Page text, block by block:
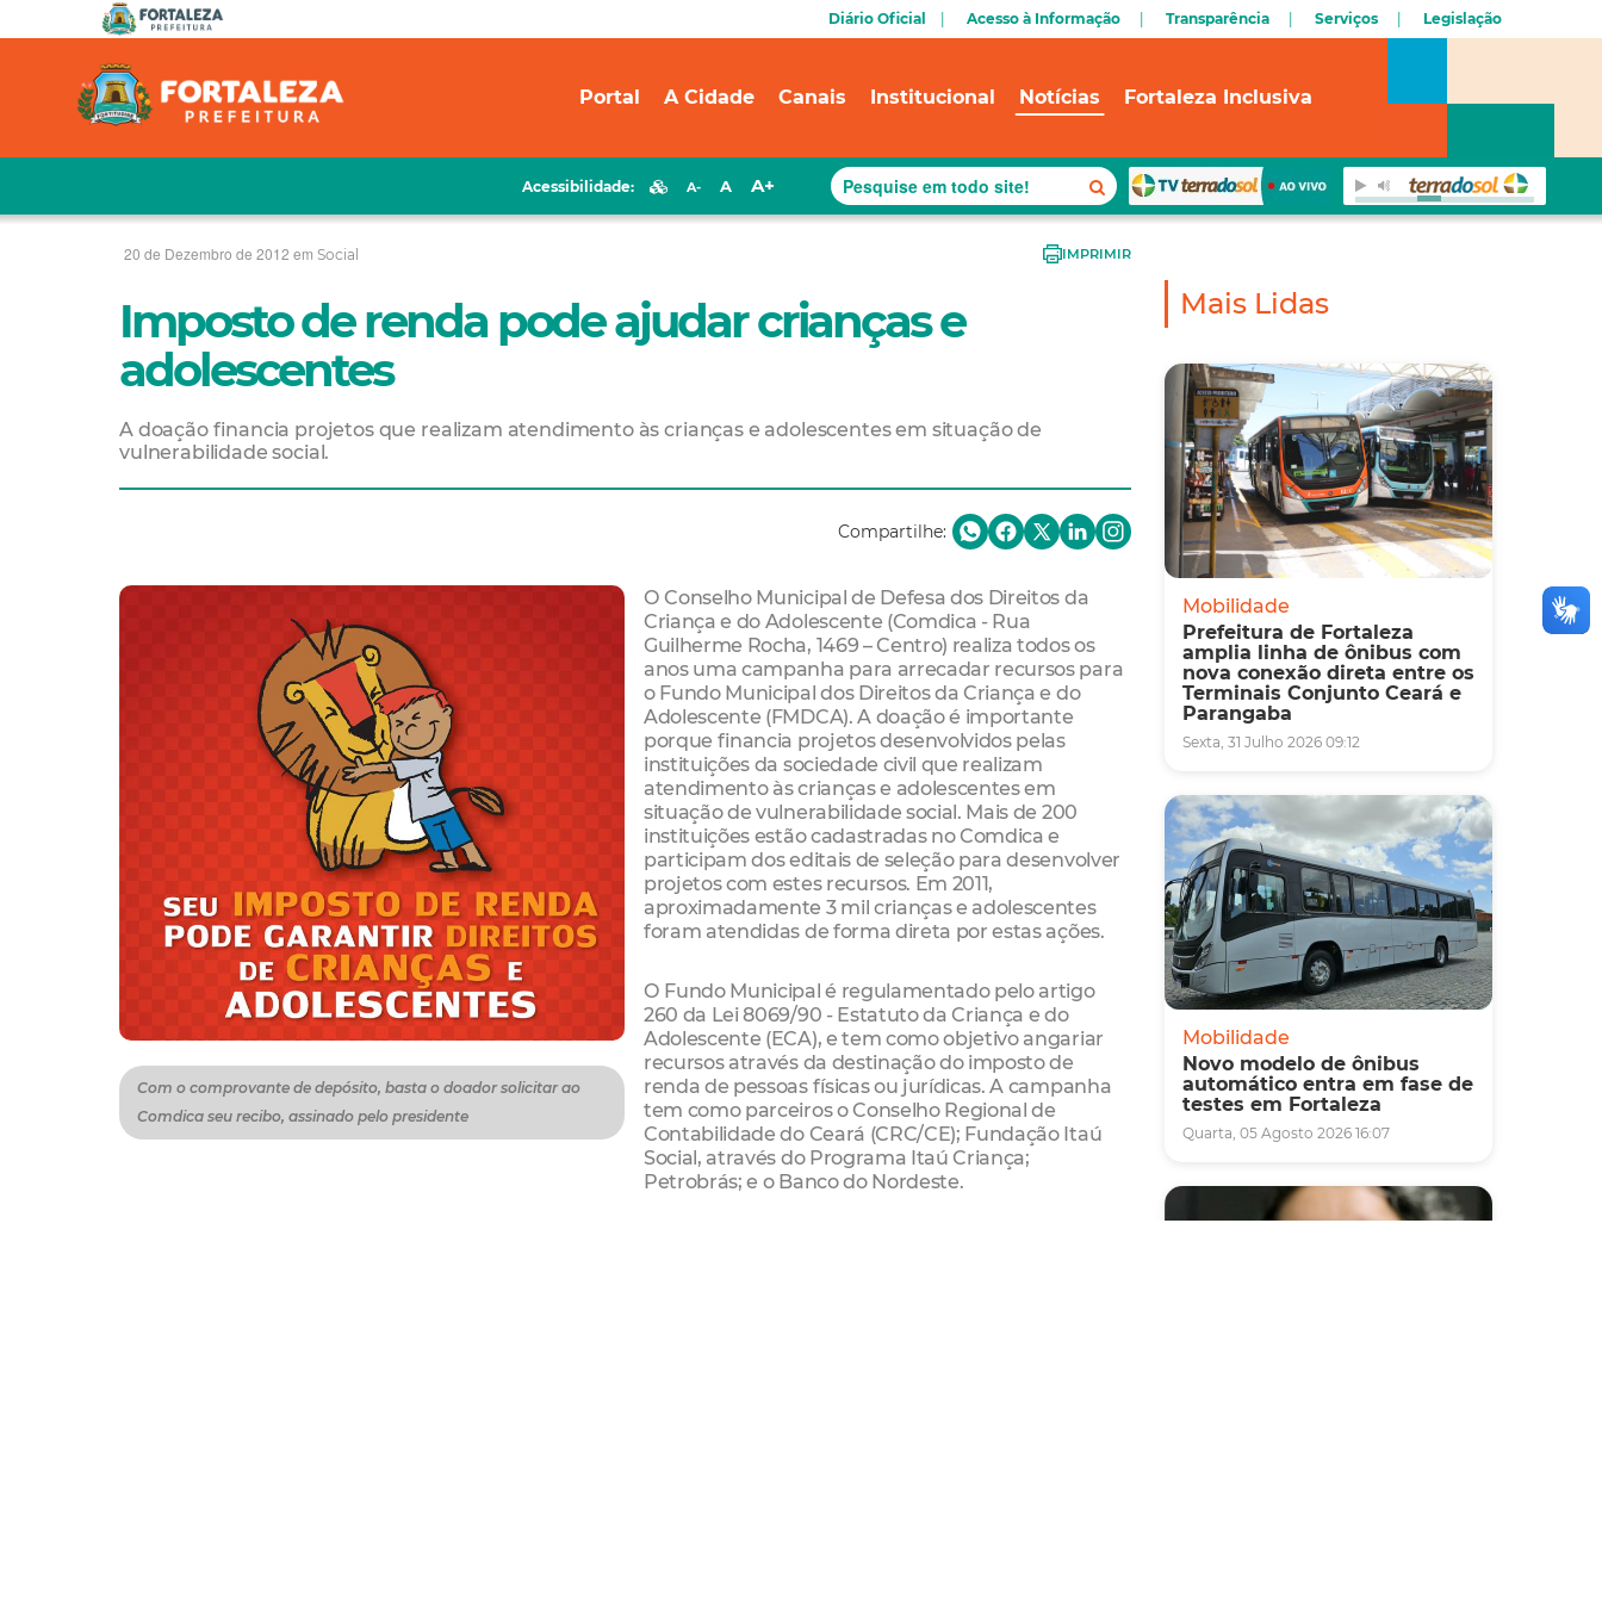
Diário Oficial Acesso à Informação Transparência Serviços Legislação
Portal A Cidade Canais Institucional Notícias Fortaleza Inclusiva
Acessibilidade: A- A A+
20 de Dezembro de 2012 em Social IMPRIMIR
Imposto de renda pode ajudar crianças e
adolescentes
A doação financia projetos que realizam atendimento às crianças e adolescentes em situação de
vulnerabilidade social.
Compartilhe:
Com o comprovante de depósito, basta o doador solicitar ao
Comdica seu recibo, assinado pelo presidente
O Conselho Municipal de Defesa dos Direitos da
Criança e do Adolescente (Comdica - Rua
Guilherme Rocha, 1469 – Centro) realiza todos os
anos uma campanha para arrecadar recursos para
o Fundo Municipal dos Direitos da Criança e do
Adolescente (FMDCA). A doação é importante
porque financia projetos desenvolvidos pelas
instituições da sociedade civil que realizam
atendimento às crianças e adolescentes em
situação de vulnerabilidade social. Mais de 200
instituições estão cadastradas no Comdica e
participam dos editais de seleção para desenvolver
projetos com estes recursos. Em 2011,
aproximadamente 3 mil crianças e adolescentes
foram atendidas de forma direta por estas ações.
O Fundo Municipal é regulamentado pelo artigo
260 da Lei 8069/90 - Estatuto da Criança e do
Adolescente (ECA), e tem como objetivo angariar
recursos através da destinação do imposto de
renda de pessoas físicas ou jurídicas. A campanha
tem como parceiros o Conselho Regional de
Contabilidade do Ceará (CRC/CE); Fundação Itaú
Social, através do Programa Itaú Criança;
Petrobrás; e o Banco do Nordeste.
Mais Lidas
Mobilidade
Prefeitura de Fortaleza
amplia linha de ônibus com
nova conexão direta entre os
Terminais Conjunto Ceará e
Parangaba
Sexta, 31 Julho 2026 09:12
Mobilidade
Novo modelo de ônibus
automático entra em fase de
testes em Fortaleza
Quarta, 05 Agosto 2026 16:07